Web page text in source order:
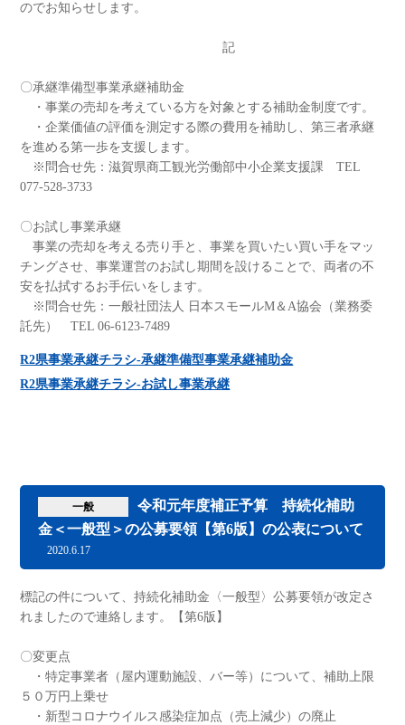
のでお知らせします。
記
〇承継準備型事業承継補助金
・事業の売却を考えている方を対象とする補助金制度です。
・企業価値の評価を測定する際の費用を補助し、第三者承継
を進める第一歩を支援します。
※問合せ先：滋賀県商工観光労働部中小企業支援課 TEL
077-528-3733
〇お試し事業承継
事業の売却を考える売り手と、事業を買いたい買い手をマッ
チングさせ、事業運営のお試し期間を設けることで、両者の不
安を払拭するお手伝いをします。
※問合せ先：一般社団法人 日本スモールM＆A協会（業務委
託先） TEL 06-6123-7489
R2県事業承継チラシ-承継準備型事業承継補助金
R2県事業承継チラシ-お試し事業承継
一般
令和元年度補正予算 持続化補助
金＜一般型＞の公募要領【第6版】の公表について
2020.6.17
標記の件について、持続化補助金〈一般型〉公募要領が改定さ
れましたので連絡します。【第6版】
〇変更点
・特定事業者（屋内運動施設、バー等）について、補助上限
５０万円上乗せ
・新型コロナウイルス感染症加点（売上減少）の廃止